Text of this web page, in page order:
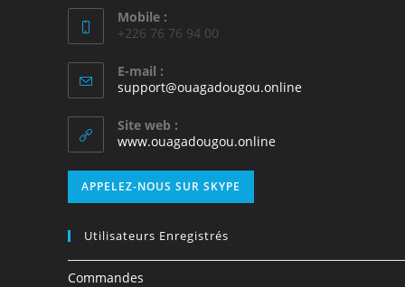
Mobile :
+226 76 76 94 00
E-mail :
support@ouagadougou.online
Site web :
www.ouagadougou.online
APPELEZ-NOUS SUR SKYPE
Utilisateurs Enregistrés
Commandes